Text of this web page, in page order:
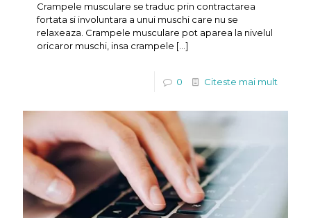
Crampele musculare se traduc prin contractarea
fortata si involuntara a unui muschi care nu se
relaxeaza. Crampele musculare pot aparea la nivelul
oricaror muschi, insa crampele […]
0 Citeste mai mult